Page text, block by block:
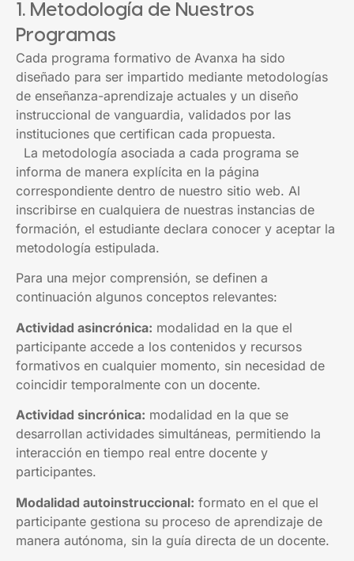
1. Metodología de Nuestros
Programas
Cada programa formativo de Avanxa ha sido
diseñado para ser impartido mediante metodologías
de enseñanza-aprendizaje actuales y un diseño
instruccional de vanguardia, validados por las
instituciones que certifican cada propuesta.
La metodología asociada a cada programa se
informa de manera explícita en la página
correspondiente dentro de nuestro sitio web. Al
inscribirse en cualquiera de nuestras instancias de
formación, el estudiante declara conocer y aceptar la
metodología estipulada.
Para una mejor comprensión, se definen a
continuación algunos conceptos relevantes:
Actividad asincrónica: modalidad en la que el
participante accede a los contenidos y recursos
formativos en cualquier momento, sin necesidad de
coincidir temporalmente con un docente.
Actividad sincrónica: modalidad en la que se
desarrollan actividades simultáneas, permitiendo la
interacción en tiempo real entre docente y
participantes.
Modalidad autoinstruccional: formato en el que el
participante gestiona su proceso de aprendizaje de
manera autónoma, sin la guía directa de un docente.